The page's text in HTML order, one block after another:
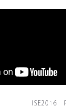
ISE2016